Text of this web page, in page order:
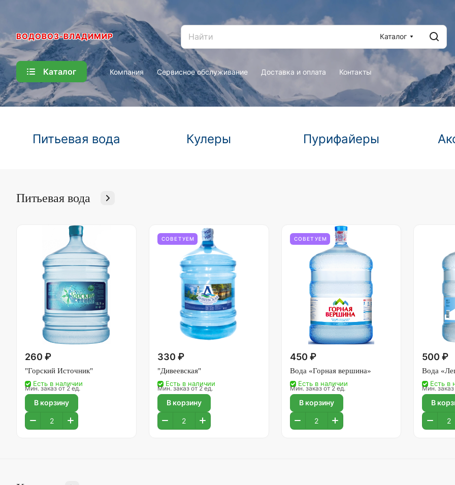
ВОДОВОЗ-ВЛАДИМИР Каталог
Каталог Компания Сервисное обслуживание Доставка и оплата Контакты
Питьевая вода Кулеры Пурифайеры
Питьевая вода
260 ₽
"Горский Источник"
Есть в наличии
Мин. заказ от 2 ед.
В корзину
СОВЕТУЕМ
330 ₽
"Дивеевская"
Есть в наличии
Мин. заказ от 2 ед.
В корзину
СОВЕТУЕМ
450 ₽
Вода «Горная вершина»
Есть в наличии
Мин. заказ от 2 ед.
В корзину
500 ₽
Вода
Есть в
Мин. заказ
В